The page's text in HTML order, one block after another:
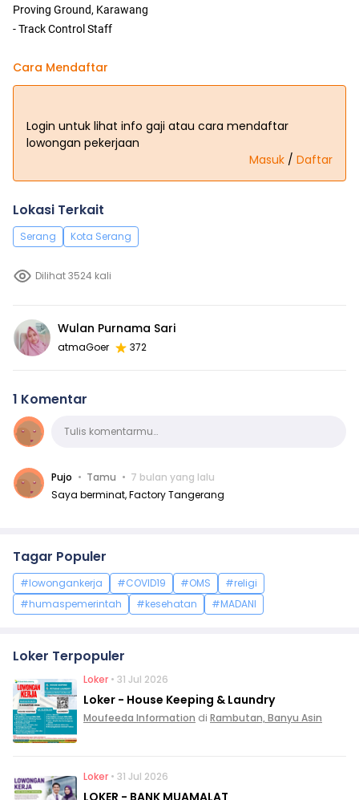
Proving Ground, Karawang
- Track Control Staff
Cara Mendaftar
Login untuk lihat info gaji atau cara mendaftar
lowongan pekerjaan
Masuk / Daftar
Lokasi Terkait
Serang Kota Serang
Dilihat 3524 kali
Wulan Purnama Sari
atmaGoer 372
1 Komentar
KomentarTulis komentarmu…
Pujo Tamu
7 bulan yang lalu
Saya berminat, Factory Tangerang
Tagar Populer
#lowongankerja #COVID19 #OMS
#religi
#humaspemerintah
#kesehatan #MADANI
Loker Terpopuler
Loker • 31 Jul 2026
Loker - House Keeping & Laundry
Moufeeda Information di Rambutan, Banyu Asin
Loker • 31 Jul 2026